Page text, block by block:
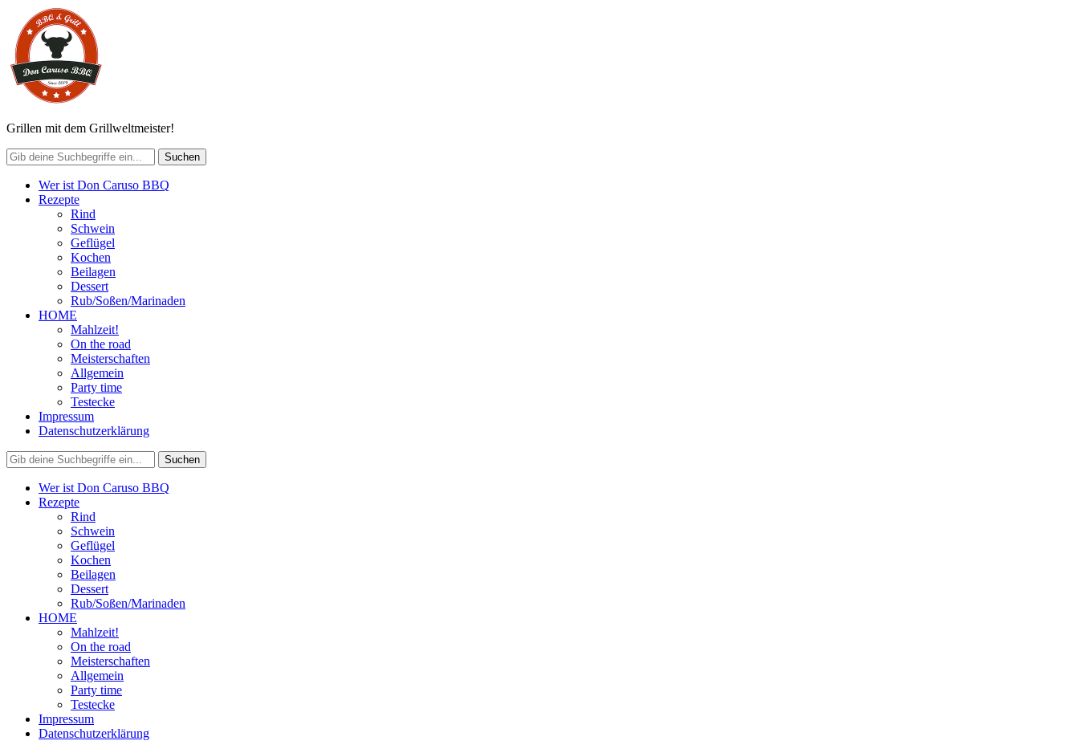
Grillen mit dem Grillweltmeister!
Wer ist Don Caruso BBQ
Rezepte
Rind
Schwein
Geflügel
Kochen
Beilagen
Dessert
Rub/Soßen/Marinaden
HOME
Mahlzeit!
On the road
Meisterschaften
Allgemein
Party time
Testecke
Impressum
Datenschutzerklärung
Wer ist Don Caruso BBQ
Rezepte
Rind
Schwein
Geflügel
Kochen
Beilagen
Dessert
Rub/Soßen/Marinaden
HOME
Mahlzeit!
On the road
Meisterschaften
Allgemein
Party time
Testecke
Impressum
Datenschutzerklärung